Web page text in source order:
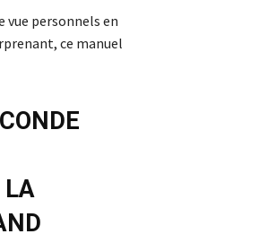
vue personnels en
ce manuel
LA